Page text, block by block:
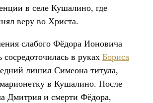
в селе Кушалино, где
веру во Христа.
слабого Фёдора Ионовича
сосредоточилась в руках Бориса
лишил Симеона титула,
в Кушалино. После
Дмитрия и смерти Фёдора,